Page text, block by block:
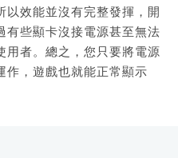
以效能並沒有完整發揮，開
有些顯卡沒接電源甚至無法
用者。總之，您只要將電源
作，遊戲也就能正常顯示